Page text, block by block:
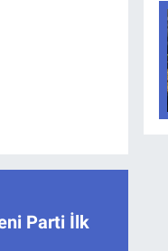
Parti İlk